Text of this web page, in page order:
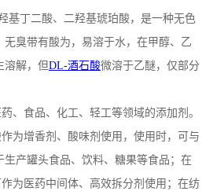
基丁二酸、二羟基琥珀酸，是一种无色
臭带有酸为，易溶于水，在甲醇、乙
溶解，但DL-酒石酸微溶于乙醚，仅部分
、食品、化工、轻工等领域的添加剂。
为增香剂、酸味剂使用，使用时，可与
产罐头食品、饮料、糖果等食品；在
为医药中间体、高效拆分剂使用；在纺